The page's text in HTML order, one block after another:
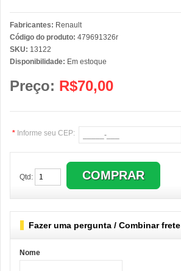
Fabricantes: Renault
Código do produto: 479691326r
SKU: 13122
Disponibilidade: Em estoque
Preço: R$70,00
* Informe seu CEP:
Qtd:
Fazer uma pergunta / Combinar frete
Nome